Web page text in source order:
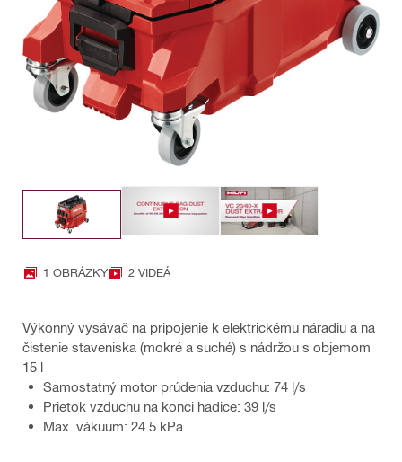
1 OBRÁZKY 2 VIDEÁ
Výkonný vysávač na pripojenie k elektrickému náradiu a na
čistenie staveniska (mokré a suché) s nádržou s objemom
15 l
Samostatný motor prúdenia vzduchu: 74 l/s
Prietok vzduchu na konci hadice: 39 l/s
Max. vákuum: 24.5 kPa